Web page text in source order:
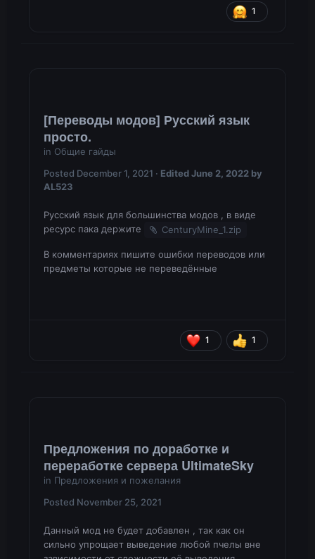
1
[Переводы модов] Русский язык
просто.
in Общие гайды
Posted December 1, 2021 · EditedJune 2, 2022 by
AL523
Русский язык для большинства модов , в виде
ресурс пака держите
CenturyMine_1.zip
В комментариях пишите ошибки переводов или
предметы которые не переведённые
1 1
Предложения по доработке и
переработке сервера UltimateSky
in Предложения и пожелания
Posted November 25, 2021
Данный мод не будет добавлен , так как он
сильно упрощает выведение любой пчелы вне